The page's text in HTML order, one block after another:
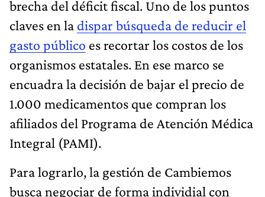
brecha del déficit fiscal. Uno de los puntos
claves en la dispar búsqueda de reducir el
gasto público es recortar los costos de los
organismos estatales. En ese marco se
encuadra la decisión de bajar el precio de
1.000 medicamentos que compran los
afiliados del Programa de Atención Médica
Integral (PAMI).
Para lograrlo, la gestión de Cambiemos
busca negociar de forma individial con